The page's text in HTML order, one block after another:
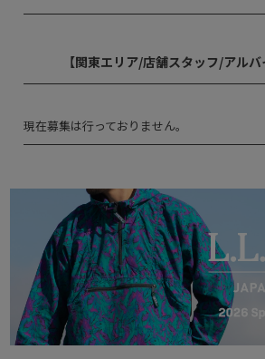
【関東エリア/店舗スタッフ/アルバ
現在募集は行っておりません。